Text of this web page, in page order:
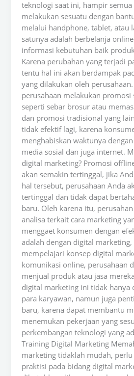
teknologi saat ini, hampir
melakukan sesuatu dengan
melalui handphone, tablet, atau
satunya adalah berbelanja
informasi kebutuhan baik
Karena perubahan yang terjadi
tentu hal ini akan berdampak
yang dilakukan oleh
perusahaan melakukan promosi
seperti sebar brosur atau
dan promosi tradisional yang
tidak efektif lagi, karena
menghabiskan waktunya
media sosial dan juga internet.
digital marketing? Promosi
akan semakin tertinggal, jika
hal tersebut, perusahaan Anda
tertinggal dan tidak dapat
baru. Oleh karena itu,
analisa terkait cara marketing
menggaet konsumen dengan
adalah dengan digital marketing,
mempelajari konsep digital
komunikasi online, perusahaan
menjual produk atau jasa
digital marketing ini tidak hanya
para karyawan, namun juga
baru, karena dapat membantu
menemukan pekerjaan yang
perkembangan teknologi yang
Training Digital Marketing
marketing tidaklah mudah, perlu
praktisi pada bidang digital